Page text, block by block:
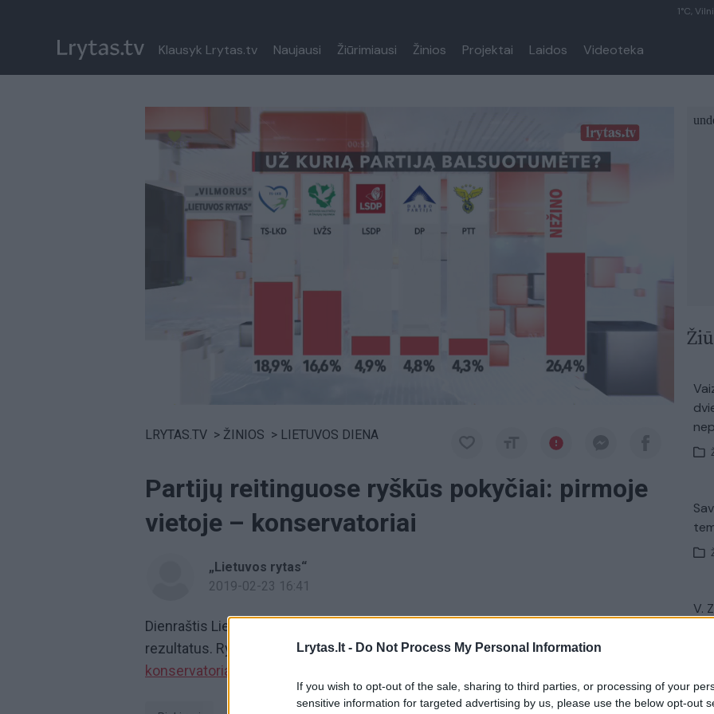
Lrytas.lt - Do Not Process My Personal Information
If you wish to opt-out of the sale, sharing to third parties, or processing of your
sensitive information for targeted advertising by us, please use the below opt-out
1°C,
Klausyk Lrytas.tv Naujausi Žiūrimiausi Žinios Projektai Laidos Videoteka
LRYTAS.TV > ŽINIOS > LIETUVOS DIENA
Partijų reitinguose ryškūs pokyčiai: pirmoje
vietoje – konservatoriai
„Lietuvos rytas“
2019-02-23 16:41
Dienraštis Lietuvos rytas skelbia naujausios bendvovės
rezultatus. Ryškių pokyčių yra ir patijų reitinguose. Į pirmą vietą vėl šovė
konservatoriai.
V.